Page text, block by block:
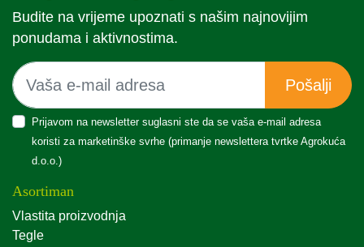
Budite na vrijeme upoznati s našim najnovijim
ponudama i aktivnostima.
Pošalji
Prijavom na newsletter suglasni ste da se vaša e-mail adresa
koristi za marketinške svrhe (primanje newslettera tvrtke Agrokuća
d.o.o.)
Asortiman
Vlastita proizvodnja
Tegle